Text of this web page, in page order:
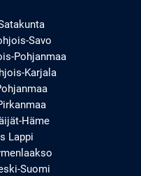
Savo
Pohjanmaa
Karjala
Häme
Lappi
Suomi